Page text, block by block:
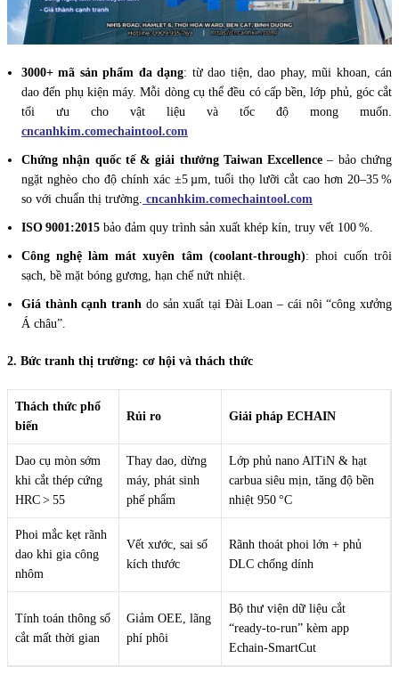
3000+ mã sản phẩm đa dạng: từ dao tiện, dao phay, mũi khoan, cán
dao đến phụ kiện máy. Mỗi dòng cụ thể đều có cấp bền, lớp phủ, góc cắt
tối ưu cho vật liệu và tốc độ mong muốn.
cncanhkim.comechaintool.com
Chứng nhận quốc tế & giải thưởng Taiwan Excellence – bảo chứng
ngặt nghèo cho độ chính xác ±5 µm, tuổi thọ lưỡi cắt cao hơn 20–35 %
so với chuẩn thị trường. cncanhkim.comechaintool.com
ISO 9001:2015 bảo đảm quy trình sản xuất khép kín, truy vết 100 %.
Công nghệ làm mát xuyên tâm (coolant‑through): phoi cuốn trôi
sạch, bề mặt bóng gương, hạn chế nứt nhiệt.
Giá thành cạnh tranh do sản xuất tại Đài Loan – cái nôi “công xưởng
Á châu”.
2. Bức tranh thị trường: cơ hội và thách thức
Thách thức phổ
biến
Rủi ro Giải pháp ECHAIN
Dao cụ mòn sớm
khi cắt thép cứng
HRC > 55
Thay dao, dừng
máy, phát sinh
phế phẩm
Lớp phủ nano AlTiN & hạt
carbua siêu mịn, tăng độ bền
nhiệt 950 °C
Phoi mắc kẹt rãnh
dao khi gia công
nhôm
Vết xước, sai số
kích thước
Rãnh thoát phoi lớn + phủ
DLC chống dính
Tính toán thông số
cắt mất thời gian
Giảm OEE, lãng
phí phôi
Bộ thư viện dữ liệu cắt
“ready‑to‑run” kèm app
Echain‑SmartCut